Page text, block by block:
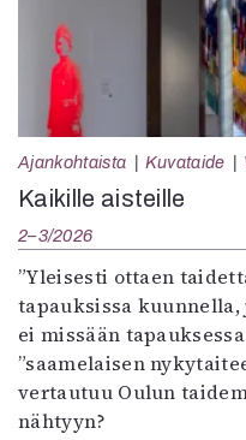
Ajankohtaista Kuvataide
Kaikille aisteille
2–3/2026
”Yleisesti ottaen
tapauksissa
ei missään
”saamelaisen
vertautuu Oulun
nähtyyn?